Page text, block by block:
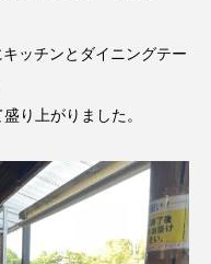
ッチンとダイニングテー
り上がりました。